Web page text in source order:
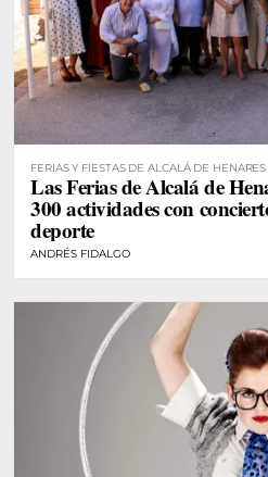
FERIAS Y FIESTAS DE ALCALÁ DE HENARES
Las Ferias de Alcalá de
300 actividades con
deporte
ANDRÉS FIDALGO